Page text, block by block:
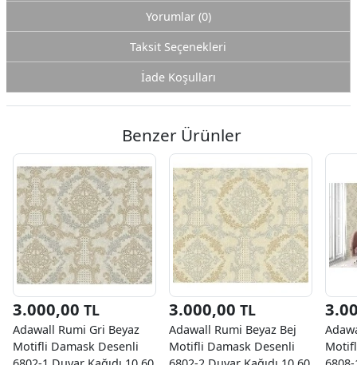
Yorumlar (0)
Taksit Seçenekleri
İade Koşulları
Benzer Ürünler
3.000,00 TL
Adawall Rumi Gri Beyaz
Motifli Damask Desenli
3.000,00 TL
Adawall Rumi Beyaz Bej
Motifli Damask Desenli